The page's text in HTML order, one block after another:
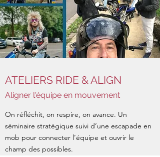
ATELIERS RIDE & ALIGN
Aligner l'équipe en mouvement
On réfléchit, on respire, on avance. Un
séminaire stratégique suivi d’une escapade en
mob pour connecter l’équipe et ouvrir le
champ des possibles.